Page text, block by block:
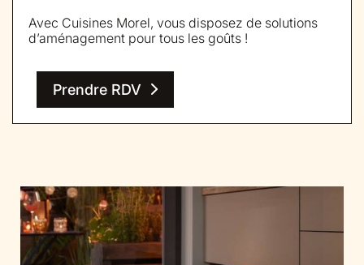
Avec Cuisines Morel, vous disposez de solutions
d’aménagement pour tous les goûts !
Prendre RDV